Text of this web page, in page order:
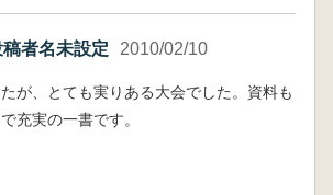
稿者名未設定 2010/02/10
が、とても実りある大会でした。資料も
充実の一書です。